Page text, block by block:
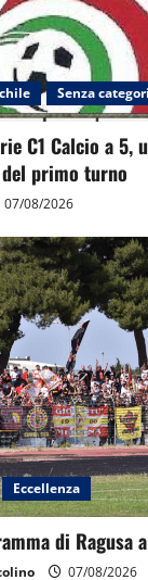
Senza
C1 Calcio a 5,
primo turno
07/08/2026
Eccellenza
di Ragusa
07/08/2026